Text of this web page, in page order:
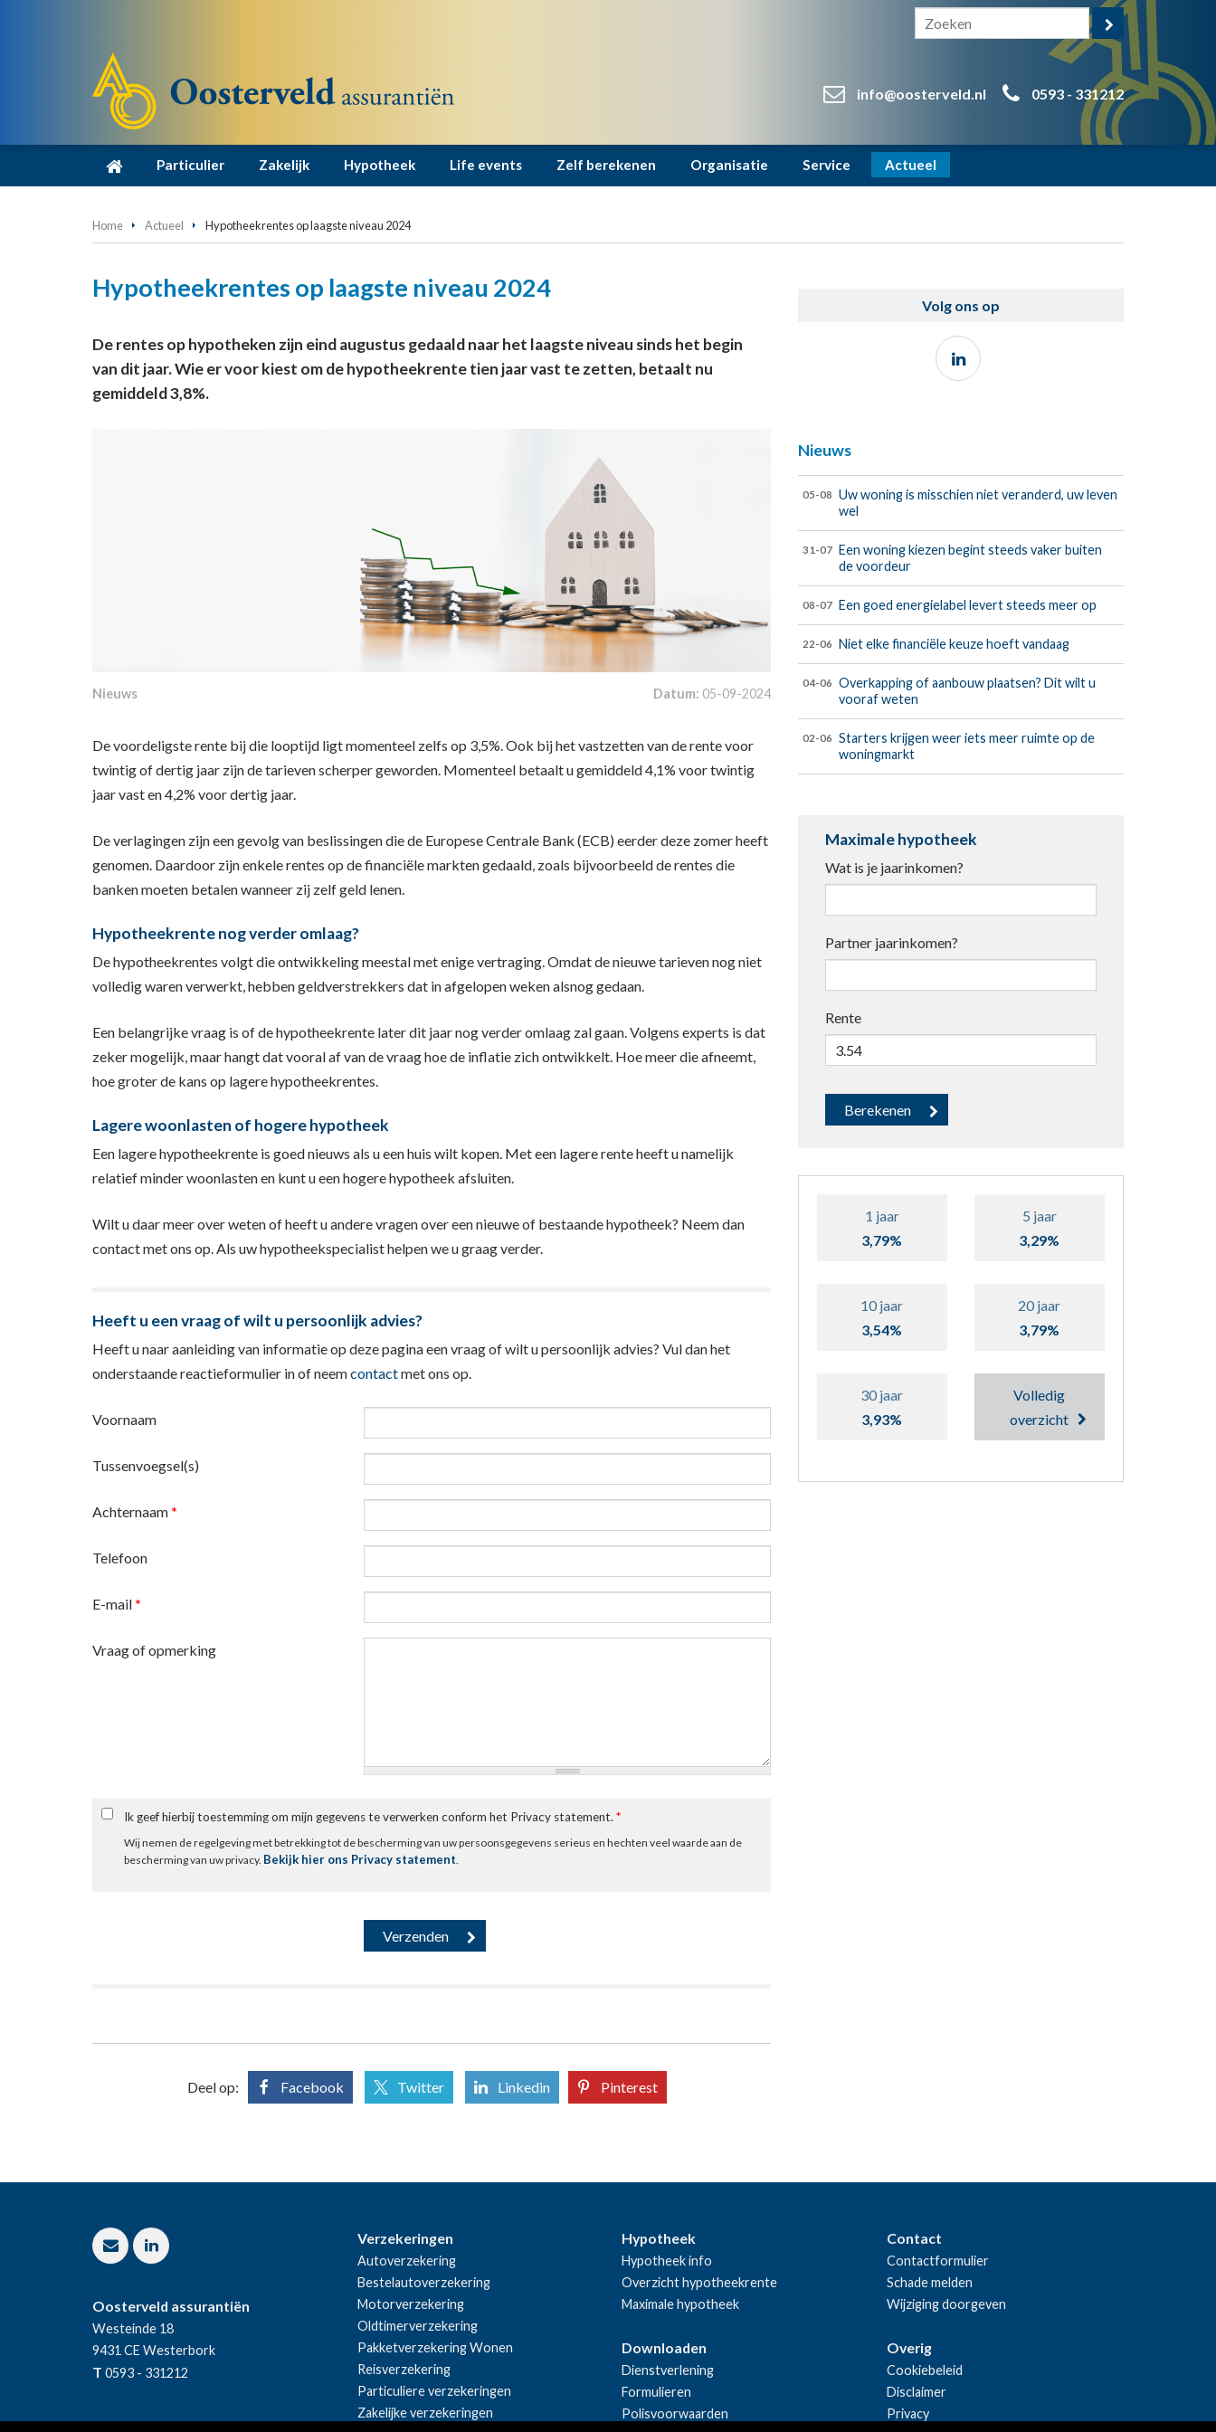
info@oosterveld.nl 0593 - 331212
Particulier Zakelijk Hypotheek Life events Zelf berekenen Organisatie Service Actueel
Home Actueel Hypotheekrentes op laagste niveau 2024
Hypotheekrentes op laagste niveau 2024
De rentes op hypotheken zijn eind augustus gedaald naar het laagste niveau sinds het begin
van dit jaar. Wie er voor kiest om de hypotheekrente tien jaar vast te zetten, betaalt nu
gemiddeld 3,8%.
Nieuws Datum: 05-09-2024
De voordeligste rente bij die looptijd ligt momenteel zelfs op 3,5%. Ook bij het vastzetten van de rente voor
twintig of dertig jaar zijn de tarieven scherper geworden. Momenteel betaalt u gemiddeld 4,1% voor twintig
jaar vast en 4,2% voor dertig jaar.
De verlagingen zijn een gevolg van beslissingen die de Europese Centrale Bank (ECB) eerder deze zomer heeft
genomen. Daardoor zijn enkele rentes op de financiële markten gedaald, zoals bijvoorbeeld de rentes die
banken moeten betalen wanneer zij zelf geld lenen.
Hypotheekrente nog verder omlaag?
De hypotheekrentes volgt die ontwikkeling meestal met enige vertraging. Omdat de nieuwe tarieven nog niet
volledig waren verwerkt, hebben geldverstrekkers dat in afgelopen weken alsnog gedaan.
Een belangrijke vraag is of de hypotheekrente later dit jaar nog verder omlaag zal gaan. Volgens experts is dat
zeker mogelijk, maar hangt dat vooral af van de vraag hoe de inflatie zich ontwikkelt. Hoe meer die afneemt,
hoe groter de kans op lagere hypotheekrentes.
Lagere woonlasten of hogere hypotheek
Een lagere hypotheekrente is goed nieuws als u een huis wilt kopen. Met een lagere rente heeft u namelijk
relatief minder woonlasten en kunt u een hogere hypotheek afsluiten.
Wilt u daar meer over weten of heeft u andere vragen over een nieuwe of bestaande hypotheek? Neem dan
contact met ons op. Als uw hypotheekspecialist helpen we u graag verder.
Heeft u een vraag of wilt u persoonlijk advies?
Heeft u naar aanleiding van informatie op deze pagina een vraag of wilt u persoonlijk advies? Vul dan het
onderstaande reactieformulier in of neemcontactmet ons op.
Voornaam
Tussenvoegsel(s)
Achternaam *
Telefoon
E-mail *
Vraag of opmerking
Ik geef hierbij toestemming om mijn gegevens te verwerken conform het Privacy statement. *
Wij nemen de regelgeving met betrekking tot de bescherming van uw persoonsgegevens serieus en hechten veel waarde aan de
bescherming van uw privacy. Bekijk hier ons Privacy statement.
Deel op: Facebook Twitter Linkedin Pinterest
Volg ons op
Nieuws
05-08
Uw woning is misschien niet veranderd, uw leven
wel
31-07 Een woning kiezen begint steeds vaker buiten
de voordeur
08-07 Een goed energielabel levert steeds meer op
22-06 Niet elke financiële keuze hoeft vandaag
04-06
Overkapping of aanbouw plaatsen? Dit wilt u
vooraf weten
02-06
Starters krijgen weer iets meer ruimte op de
woningmarkt
Maximale hypotheek
Wat is je jaarinkomen?
Partner jaarinkomen?
Rente
1 jaar
3,79%
5 jaar
3,29%
10 jaar
3,54%
20 jaar
3,79%
30 jaar
3,93%
Volledig
overzicht
Oosterveld assurantiën
Westeinde 18
9431 CE Westerbork
T 0593 - 331212
Verzekeringen
Autoverzekering
Bestelautoverzekering
Motorverzekering
Oldtimerverzekering
Pakketverzekering Wonen
Reisverzekering
Particuliere verzekeringen
Zakelijke verzekeringen
Hypotheek
Hypotheek info
Overzicht hypotheekrente
Maximale hypotheek
Downloaden
Dienstverlening
Formulieren
Polisvoorwaarden
Contact
Contactformulier
Schade melden
Wijziging doorgeven
Overig
Cookiebeleid
Disclaimer
Privacy